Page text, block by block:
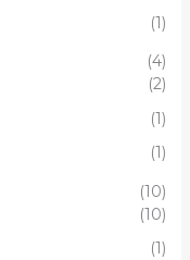
(1)
(4)
(2)
(1)
(1)
(10)
(10)
(1)